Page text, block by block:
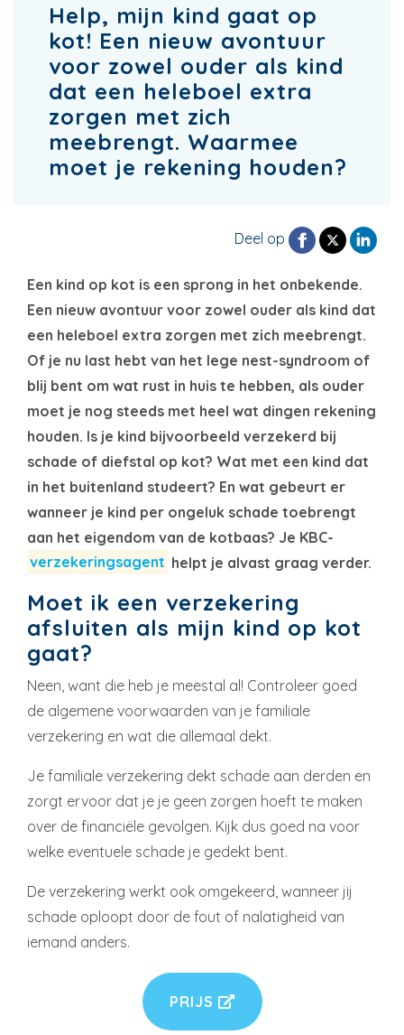
Help, mijn kind gaat op
kot! Een nieuw avontuur
voor zowel ouder als kind
dat een heleboel extra
zorgen met zich
meebrengt. Waarmee
moet je rekening houden?
Deel op
Een kind op kot is een sprong in het onbekende.
Een nieuw avontuur voor zowel ouder als kind dat
een heleboel extra zorgen met zich meebrengt.
Of je nu last hebt van het lege nest-syndroom of
blij bent om wat rust in huis te hebben, als ouder
moet je nog steeds met heel wat dingen rekening
houden. Is je kind bijvoorbeeld verzekerd bij
schade of diefstal op kot? Wat met een kind dat
in het buitenland studeert? En wat gebeurt er
wanneer je kind per ongeluk schade toebrengt
aan het eigendom van de kotbaas? Je KBC-
verzekeringsagent helpt je alvast graag verder.
Moet ik een verzekering
afsluiten als mijn kind op kot
gaat?
Neen, want die heb je meestal al! Controleer goed
de algemene voorwaarden van je familiale
verzekering en wat die allemaal dekt.
Je familiale verzekering dekt schade aan derden en
zorgt ervoor dat je je geen zorgen hoeft te maken
over de financiële gevolgen. Kijk dus goed na voor
welke eventuele schade je gedekt bent.
De verzekering werkt ook omgekeerd, wanneer jij
schade oploopt door de fout of nalatigheid van
iemand anders.
PRIJS